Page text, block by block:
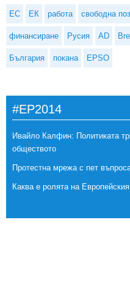
ЕС ЕК работа свободна
финансиране Русия AD
България покана EPSO
#EP2014
Ивайло Калфин: Политиката
обществото
Протестна мрежа с пет
Каква е ролята на